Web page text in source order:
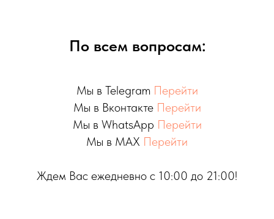
По всем вопросам:
Мы в Telegram Перейти
Мы в Вконтакте Перейти
Мы в WhatsApp Перейти
Мы в MAX Перейти
Ждем Вас ежедневно с 10:00 до 21:00!